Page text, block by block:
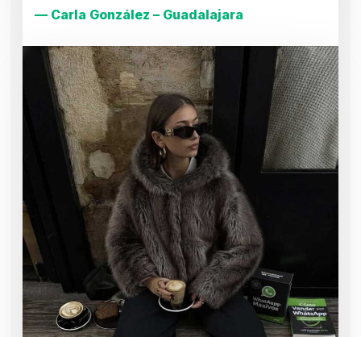
— Carla González – Guadalajara